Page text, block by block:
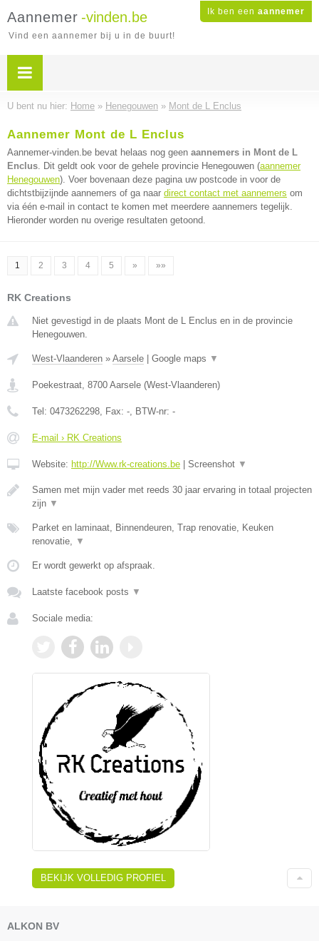
Ik ben een aannemer
Aannemer -vinden.be
Vind een aannemer bij u in de buurt!
U bent nu hier: Home » Henegouwen » Mont de L Enclus
Aannemer Mont de L Enclus
Aannemer-vinden.be bevat helaas nog geen aannemers in Mont de L
Enclus. Dit geldt ook voor de gehele provincie Henegouwen (aannemer
Henegouwen). Voer bovenaan deze pagina uw postcode in voor de
dichtstbijzijnde aannemers of ga naar direct contact met aannemers om
via één e-mail in contact te komen met meerdere aannemers tegelijk.
Hieronder worden nu overige resultaten getoond.
1 2 3 4 5 » »»
RK Creations
Niet gevestigd in de plaats Mont de L Enclus en in de provincie
Henegouwen.
West-Vlaanderen » Aarsele Google maps ▼
Poekestraat, 8700 Aarsele (West-Vlaanderen)
Tel: 0473262298, Fax: -, BTW-nr: -
E-mail › RK Creations
Website: http://Www.rk-creations.be Screenshot ▼
Samen met mijn vader met reeds 30 jaar ervaring in totaal projecten
zijn ▼
Parket en laminaat, Binnendeuren, Trap renovatie, Keuken
renovatie, ▼
Er wordt gewerkt op afspraak.
Laatste facebook posts ▼
Sociale media:
BEKIJK VOLLEDIG PROFIEL
ALKON BV